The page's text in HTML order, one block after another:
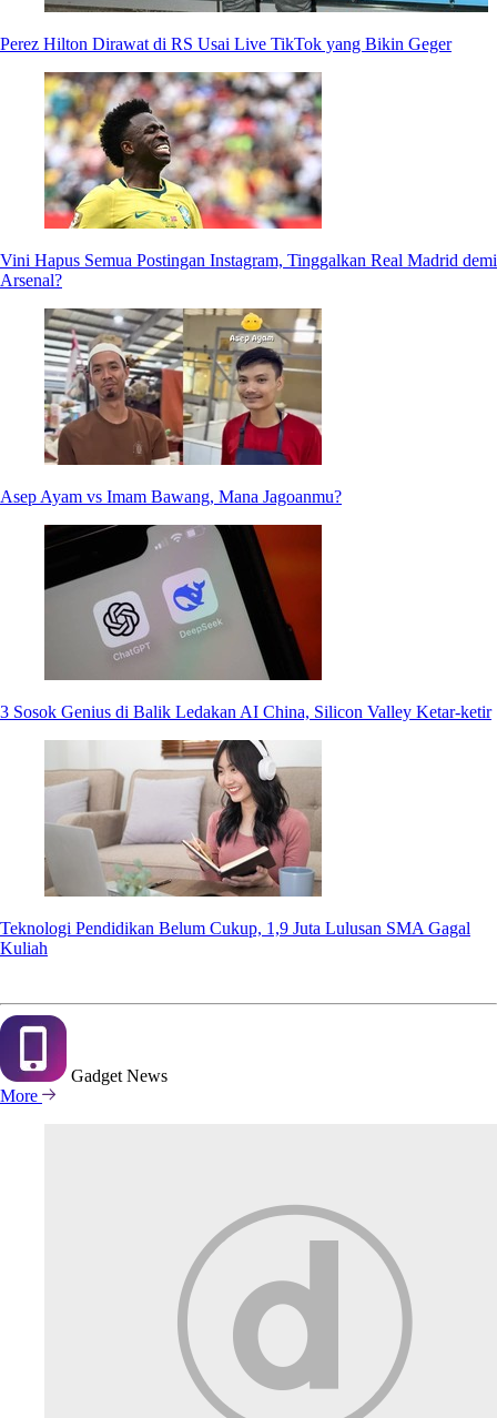
Perez Hilton Dirawat di RS Usai Live TikTok yang Bikin Geger
Vini Hapus Semua Postingan Instagram, Tinggalkan Real Madrid demi
Arsenal?
Asep Ayam vs Imam Bawang, Mana Jagoanmu?
3 Sosok Genius di Balik Ledakan AI China, Silicon Valley Ketar-ketir
Teknologi Pendidikan Belum Cukup, 1,9 Juta Lulusan SMA Gagal
Kuliah
Gadget News
More